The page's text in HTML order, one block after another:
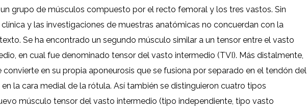
grupo de músculos compuesto por el recto femoral y los tres vastos. Sin
y las investigaciones de muestras anatómicas no concuerdan con la
Se ha encontrado un segundo músculo similar a un tensor entre el vasto
en cual fue denominado tensor del vasto intermedio (TVI). Más distalmente,
convierte en su propia aponeurosis que se fusiona por separado en el tendón del
la cara medial de la rótula. Así también se distinguieron cuatro tipos
músculo tensor del vasto intermedio (tipo independiente, tipo vasto